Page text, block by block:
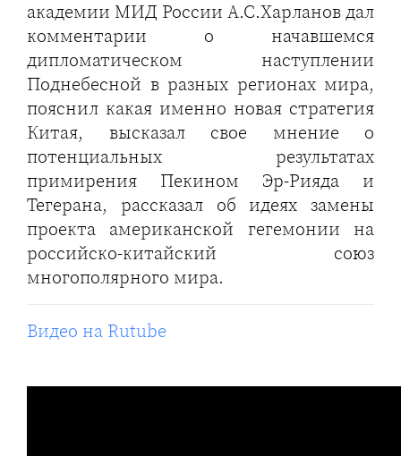
академии МИД России А.С.Харланов дал
комментарии о начавшемся
дипломатическом наступлении
Поднебесной в разных регионах мира,
пояснил какая именно новая стратегия
Китая, высказал свое мнение о
потенциальных результатах
примирения Пекином Эр-Рияда и
Тегерана, рассказал об идеях замены
проекта американской гегемонии на
российско-китайский союз
многополярного мира.
Видео на Rutube